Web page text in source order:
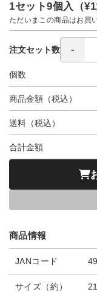
1セット9個入（
ただいまこの商品はお買
注文セット数
個数
商品金額（税込）
送料（税込）
合計金額
商品情報
JANコード
サイズ（約）